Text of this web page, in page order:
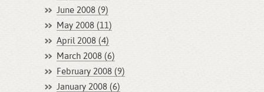
June 2008 (9)
May 2008 (11)
April 2008 (4)
March 2008 (6)
February 2008 (9)
January 2008 (6)